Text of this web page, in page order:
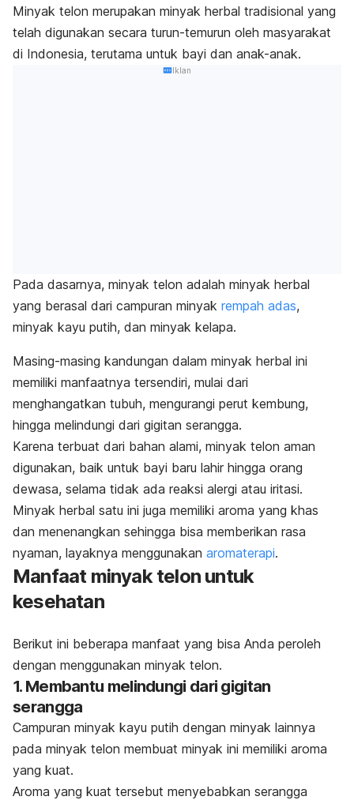
Minyak telon merupakan minyak herbal tradisional yang
telah digunakan secara turun-temurun oleh masyarakat
di Indonesia, terutama untuk bayi dan anak-anak.
Iklan
Pada dasarnya, minyak telon adalah minyak herbal
yang berasal dari campuran minyak rempah adas,
minyak kayu putih, dan minyak kelapa.
Masing-masing kandungan dalam minyak herbal ini
memiliki manfaatnya tersendiri, mulai dari
menghangatkan tubuh, mengurangi perut kembung,
hingga melindungi dari gigitan serangga.
Karena terbuat dari bahan alami, minyak telon aman
digunakan, baik untuk bayi baru lahir hingga orang
dewasa, selama tidak ada reaksi alergi atau iritasi.
Minyak herbal satu ini juga memiliki aroma yang khas
dan menenangkan sehingga bisa memberikan rasa
nyaman, layaknya menggunakan aromaterapi.
Manfaat minyak telon untuk
kesehatan
Berikut ini beberapa manfaat yang bisa Anda peroleh
dengan menggunakan minyak telon.
1. Membantu melindungi dari gigitan
serangga
Campuran minyak kayu putih dengan minyak lainnya
pada minyak telon membuat minyak ini memiliki aroma
yang kuat.
Aroma yang kuat tersebut menyebabkan serangga